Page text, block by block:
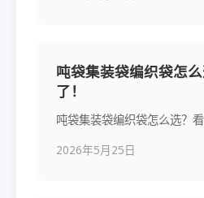
吨袋集装袋编织袋怎
了！
吨袋集装袋编织袋怎么选？看
2026年5月25日